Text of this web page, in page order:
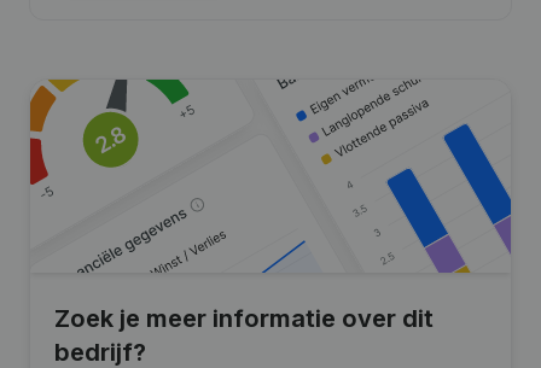
Zoek je meer informatie over dit
bedrijf?